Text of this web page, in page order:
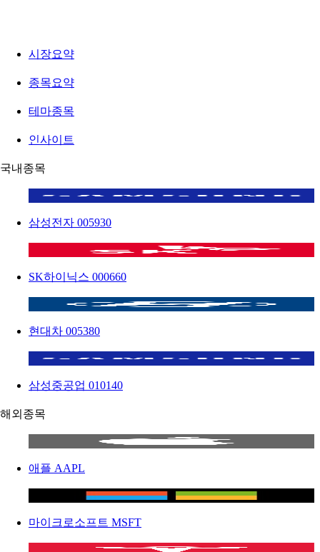
시장요약
종목요약
테마종목
인사이트
국내종목
삼성전자 005930
SK하이닉스 000660
현대차 005380
삼성중공업 010140
해외종목
애플 AAPL
마이크로소프트 MSFT